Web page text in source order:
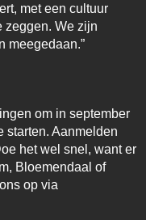
met een cultuur
zeggen. We zijn
meegedaan.”
om in september
starten. Aanmelden
het wel snel, want er
Bloemendaal of
op via